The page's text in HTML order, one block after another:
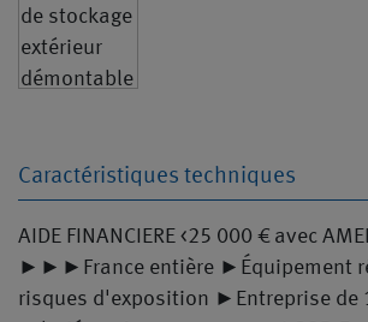
Caractéristiques techniques
AIDE FINANCIERE <25 000 € avec
►►►France entière ►Équipement
risques d'exposition ►Entreprise de